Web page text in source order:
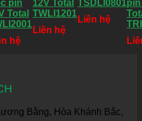
pin
Total
hệ
12V Total
TWLI1201
Liên hệ
TSDLI0801
Liên hệ
pin
Bằng, Hòa Khánh Bắc,